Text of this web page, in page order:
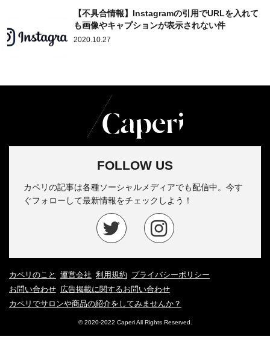
【不具合情報】Instagramの引用でURLを入れて
も画像やキャプションが表示されない件
2020.10.27
FOLLOW US
カペリの記事は各種ソーシャルメディアでも配信中。今す
ぐフォローして最新情報をチェックしよう！
カペリのこと 運営会社 利用規約 プライバシーポリシー
お問い合わせ 広告掲載に関するお問い合わせ
カペリでサロンや商品の紹介をしてみませんか？
© 2020-2022 Caperi All Rights Reserved.